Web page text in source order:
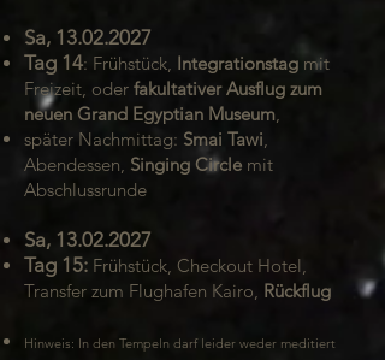
Sa, 13.02.2027
Tag 14: Frühstück, Integrationstag mit
Freizeit, oder fakultativer Ausflug zum
neuen Grand Egyptian Museum,
später Nachmittag: Smai Tawi,
Abendessen, Singing Circle mit
Abschlussrunde
Sa, 13.02.2027
Tag 15: Frühstück, Checkout Hotel,
Transfer zum Flughafen Kairo, Rückflug
Hinweis: In den Tempeln darf leider weder meditiert